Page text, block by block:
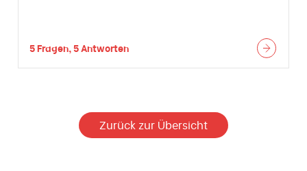
5 Fragen, 5 Antworten
Zurück zur Übersicht